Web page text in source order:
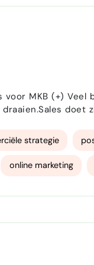
investeren in
strategie
online marketing
landingspagina